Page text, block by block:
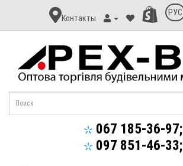
Контакт
Апекс-
Контакты
РУС
067 185-36-97;
097 851-46-33;